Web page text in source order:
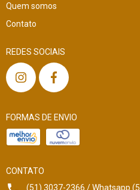
Quem somos
Contato
REDES SOCIAIS
FORMAS DE ENVIO
CONTATO
(51) 3037-2366 / Whatsapp